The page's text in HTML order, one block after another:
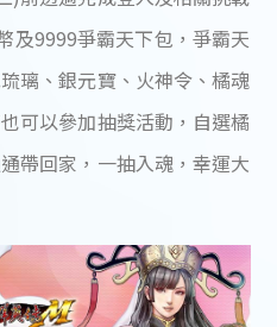
及9999爭霸天下包，爭霸天
璃、銀元寶、火神令、橘魂
可以參加抽獎活動，自選橘
帶回家，一抽入魂，幸運大